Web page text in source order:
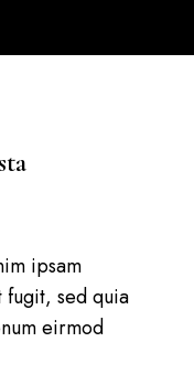
ipsam
fugit, sed quia
eirmod